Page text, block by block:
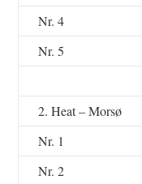
Nr. 4
Nr. 5
2. Heat – Morsø
Nr. 1
Nr. 2